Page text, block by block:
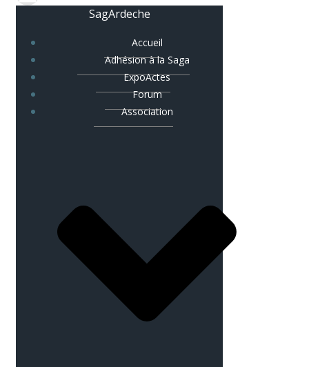
SagArdeche
Accueil
Adhésion à la Saga
ExpoActes
Forum
Association